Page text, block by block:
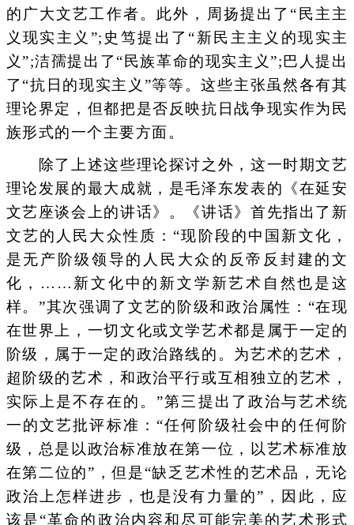
的广大文艺工作者。此外，周扬提出了“民主主
义现实主义”;史笃提出了“新民主主义的现实主
义”;洁孺提出了“民族革命的现实主义”;巴人提出
了“抗日的现实主义”等等。这些主张虽然各有其
理论界定，但都把是否反映抗日战争现实作为民
族形式的一个主要方面。
除了上述这些理论探讨之外，这一时期文艺
理论发展的最大成就，是毛泽东发表的《在延安
文艺座谈会上的讲话》。《讲话》首先指出了新
文艺的人民大众性质：“现阶段的中国新文化，
是无产阶级领导的人民大众的反帝反封建的文
化，……新文化中的新文学新艺术自然也是这
样。”其次强调了文艺的阶级和政治属性：“在现
在世界上，一切文化或文学艺术都是属于一定的
阶级，属于一定的政治路线的。为艺术的艺术，
超阶级的艺术，和政治平行或互相独立的艺术，
实际上是不存在的。”第三提出了政治与艺术统
一的文艺批评标准：“任何阶级社会中的任何阶
级，总是以政治标准放在第一位，以艺术标准放
在第二位的”，但是“缺乏艺术性的艺术品，无论
政治上怎样进步，也是没有力量的”，因此，应
该是“革命的政治内容和尽可能完美的艺术形式